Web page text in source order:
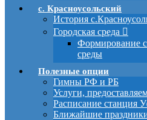
с. Красноусольский
История
Городская среда
Формирование
среды
Полезные опции
Гимны РФ и РБ
Услуги,
Расписание станция
Ближайшие